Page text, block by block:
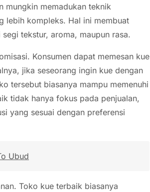
mungkin memadukan teknik
lebih kompleks. Hal ini membuat
tekstur, aroma, maupun rasa.
Konsumen dapat memesan kue
jika seseorang ingin kue dengan
tersebut biasanya mampu memenuhi
tidak hanya fokus pada penjualan,
yang sesuai dengan preferensi
Ubud
Toko kue terbaik biasanya